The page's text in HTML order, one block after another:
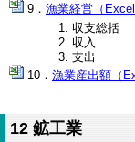
漁業経営（
収支総括
収入
支出
漁業産出額（
12 鉱工業